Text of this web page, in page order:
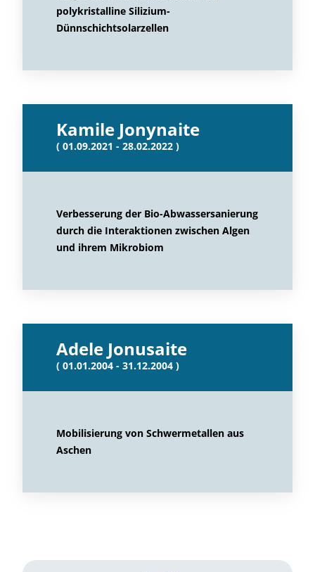
polykristalline Silizium-
Dünnschichtsolarzellen
Kamile Jonynaite
( 01.09.2021 - 28.02.2022 )
Verbesserung der Bio-Abwassersanierung
durch die Interaktionen zwischen Algen
und ihrem Mikrobiom
Adele Jonusaite
( 01.01.2004 - 31.12.2004 )
Mobilisierung von Schwermetallen aus
Aschen